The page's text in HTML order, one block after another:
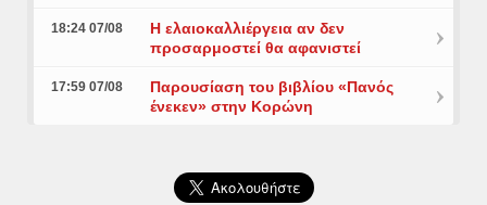
18:24 07/08
Η ελαιοκαλλιέργεια αν δεν
προσαρμοστεί θα αφανιστεί
17:59 07/08
Παρουσίαση του βιβλίου «Πανός
ένεκεν» στην Κορώνη